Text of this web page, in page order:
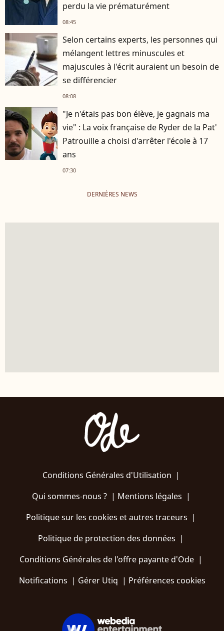
perdu la vie prématurément
08:45
Selon certains experts, les personnes qui
mélangent lettres minuscules et
majuscules à l'écrit auraient un besoin de
se différencier
08:08
"Je n'étais pas bon élève, je gagnais ma
vie" : La voix française de Ryder de la Pat'
Patrouille a choisi d'arrêter l'école à 17
ans
07:30
DERNIÈRES NEWS
Conditions Générales d'Utilisation |
Qui sommes-nous ?| Mentions légales |
Politique sur les cookies et autres traceurs |
Politique de protection des données |
Conditions Générales de l'offre payante d'Ode |
Notifications | Gérer Utiq | Préférences cookies